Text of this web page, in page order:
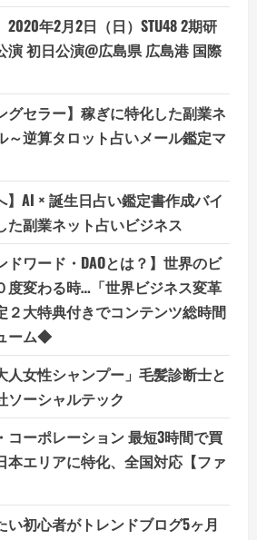
2020年2月2日（日）STU48 2期研
演 初日公演@広島県 広島港 国際
グセラー】稼ぎに特化した副業ネ
～逆算タロット占いメール鑑定マ
】AI × 誕生日占い鑑定書作成バイ
た副業ネット占いビジネス
ドワード・DAOとは？】世界のビ
度変わる時…「世界ビジネス変革
大特典付きでコンテンツ総時間
ーム◆
人女性シャンプー」毛髪診断士と
ソーシャルテック
コーポレーション 最短3時間で買
本エリアに特化、全国対応【ファ
い初心者がトレンドブログ5ヶ月